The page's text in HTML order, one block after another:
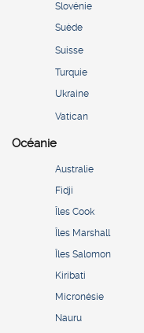
Slovénie
Suède
Suisse
Turquie
Ukraine
Vatican
Océanie
Australie
Fidji
Îles Cook
Îles Marshall
Îles Salomon
Kiribati
Micronésie
Nauru